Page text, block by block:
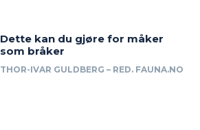
Dette kan du gjøre for måker
som bråker
THOR-IVAR GULDBERG – RED. FAUNA.NO